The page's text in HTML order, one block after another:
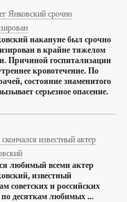
Янковский срочно
накануне был срочно
в крайне тяжелом
Причиной госпитализации
кровотечение. По
состояние знаменитого
серьезное опасение.
известный актер
любимый всеми актер
известный
советских и российских
по десяткам любимых ...